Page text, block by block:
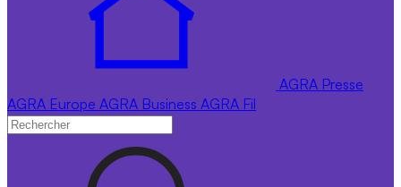
AGRA Presse
AGRA Europe AGRA Business AGRA Fil